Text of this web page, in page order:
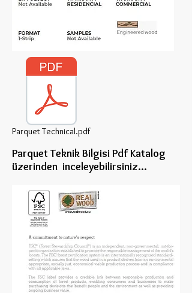
Parquet Technical.pdf
Parquet Teknik Bilgisi Pdf Katalog
üzerinden inceleyebilirsiniz...